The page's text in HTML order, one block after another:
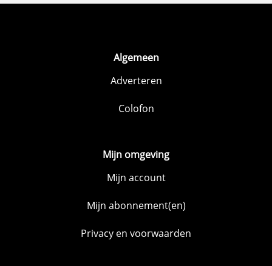
Algemeen
Adverteren
Colofon
Mijn omgeving
Mijn account
Mijn abonnement(en)
Privacy en voorwaarden